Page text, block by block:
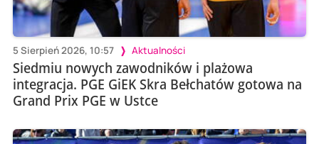
5 Sierpień 2026, 10:57 Aktualności
Siedmiu nowych zawodników i plażowa
integracja. PGE GiEK Skra Bełchatów gotowa na
Grand Prix PGE w Ustce